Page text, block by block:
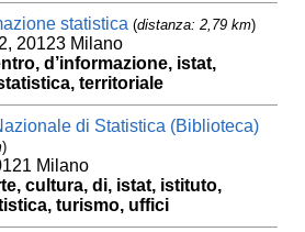
statistica (distanza: 2,79 km)
20123 Milano
d’informazione, istat,
territoriale
di Statistica (Biblioteca)
)
Milano
cultura, di, istat, istituto,
turismo, uffici